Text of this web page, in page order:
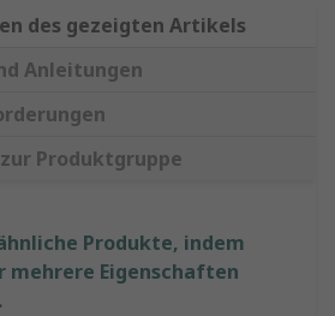
des gezeigten Artikels
Anleitungen
Produktgruppe
Produkte, indem
mehrere Eigenschaften